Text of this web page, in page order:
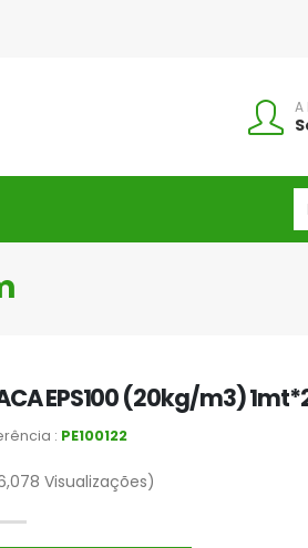
A
EPS100 (20kg/m3)
: PE100122
Visualizações)